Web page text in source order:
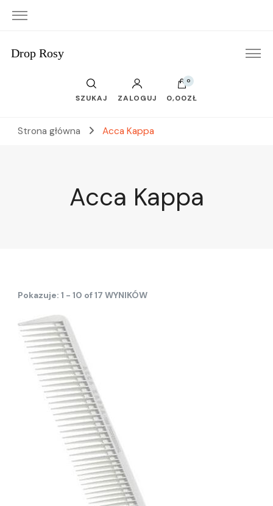
Drop Rosy
SZUKAJ ZALOGUJ
0
0,00ZŁ
Strona główna Acca Kappa
Acca Kappa
Pokazuje: 1 - 10 of 17 WYNIKÓW